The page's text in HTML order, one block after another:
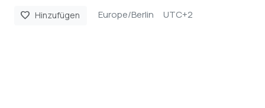
favorite Hinzufügen Europe/Berlin UTC+2